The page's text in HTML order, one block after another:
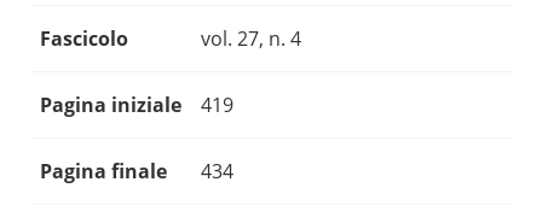
Fascicolo vol. 27, n. 4
Pagina iniziale 419
Pagina finale 434